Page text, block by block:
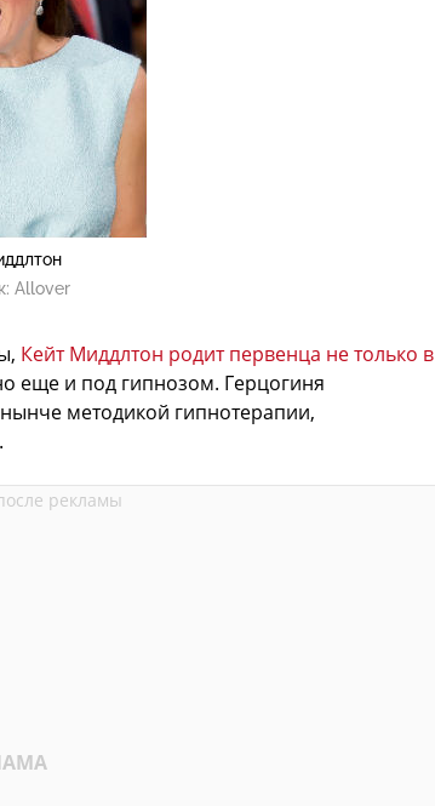
Allover
Кейт Миддлтон родит первенца не только в
еще и под гипнозом. Герцогиня
методикой гипнотерапии,